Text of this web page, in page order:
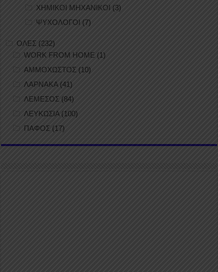
ΧΗΜΙΚΟΙ ΜΗΧΑΝΙΚΟΙ (3)
ΨΥΧΟΛΟΓΟΙ (7)
ΟΛΕΣ (232)
WORK FROM HOME (1)
ΑΜΜΟΧΩΣΤΟΣ (10)
ΛΑΡΝΑΚΑ(41)
ΛΕΜΕΣΟΣ (84)
ΛΕΥΚΩΣΙΑ (100)
ΠΑΦΟΣ (17)